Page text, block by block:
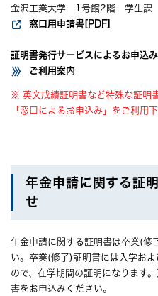
金沢工業大学 1号館2階 学生課
窓口用申請書[PDF]
証明書発行サービスによるお申込み
ご利用案内
※ 英文成績証明書など特殊な証明
「窓口によるお申込み」をご利用下
年金申請に関する証
せ
年金申請に関する証明書は卒業(修
い。卒業(修了)証明書には入学お
ので、在学期間の証明になります
書をお申込みください。